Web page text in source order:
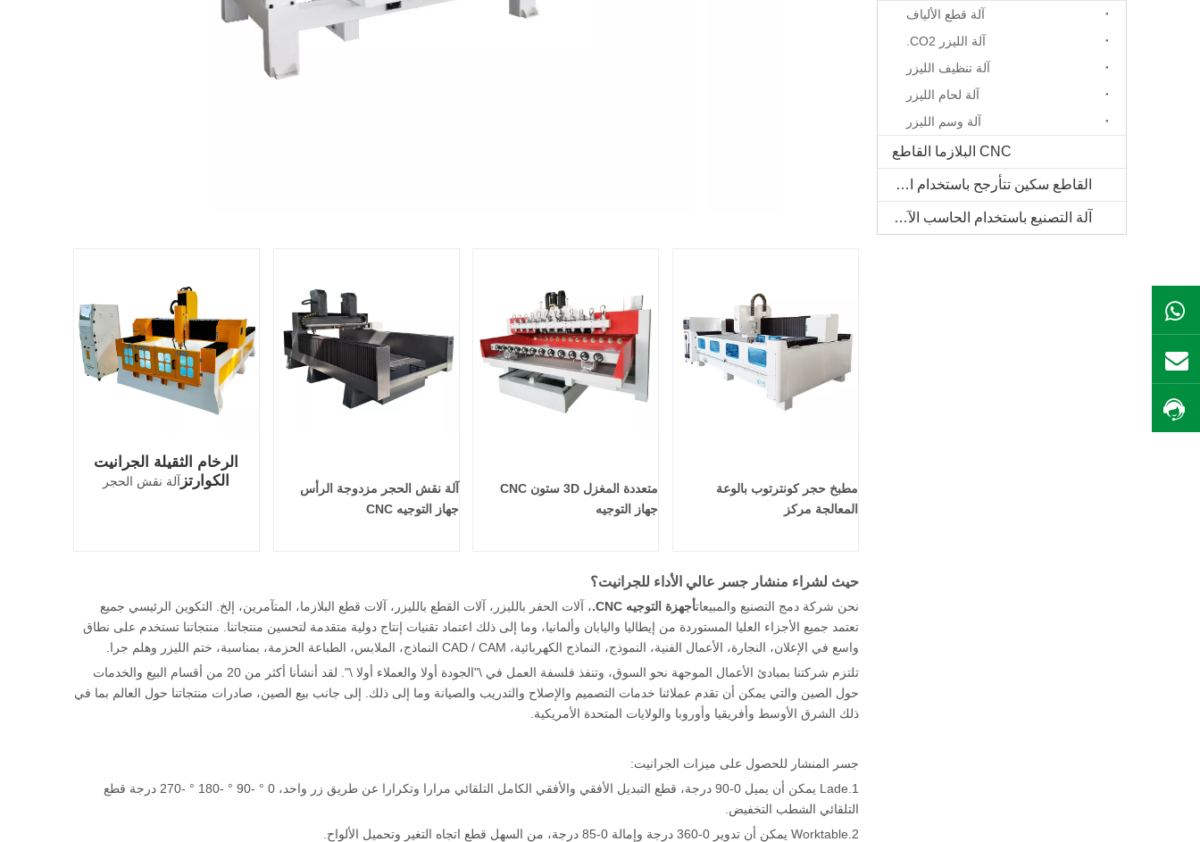
مطبخ حجر كونترتوب بالوعة
المعالجة مركز
متعددة المغزل 3D ستون CNC
جهاز التوجيه
آلة نقش الحجر مزدوجة الرأس
جهاز التوجيه CNC
الرخام الثقيلة الجرانيت
الكوارتزآلة نقش الحجر
حيث لشراء منشار جسر عالي الأداء للجرانيت؟
نحن شركة دمج التصنيع والمبيعاتأجهزة التوجيه CNC.
، آلات الحفر بالليزر، آلات القطع بالليزر، آلات قطع البلازما، المتآمرين، إلخ. التكوين الرئيسي جميع
تعتمد جميع الأجزاء العليا المستوردة من إيطاليا واليابان وألمانيا، وما إلى ذلك اعتماد تقنيات إنتاج دولية متقدمة لتحسين منتجاتنا. منتجاتنا تستخدم على نطاق
واسع في الإعلان، النجارة، الأعمال الفنية، النموذج، النماذج الكهربائية، CAD / CAM النماذج، الملابس، الطباعة الحزمة، بمناسبة، ختم الليزر وهلم جرا.
تلتزم شركتنا بمبادئ الأعمال الموجهة نحو السوق، وتنفذ فلسفة العمل في \"الجودة أولا والعملاء أولا \". لقد أنشأنا أكثر من 20 من أقسام البيع والخدمات
حول الصين والتي يمكن أن تقدم عملائنا خدمات التصميم والإصلاح والتدريب والصيانة وما إلى ذلك. إلى جانب بيع الصين، صادرات منتجاتنا حول العالم بما في
ذلك الشرق الأوسط وأفريقيا وأوروبا والولايات المتحدة الأمريكية.
جسر المنشار للحصول على ميزات الجرانيت:
1.Lade يمكن أن يميل 0-90 درجة، قطع التبديل الأفقي والأفقي الكامل التلقائي مرارا وتكرارا عن طريق زر واحد، 0 ° -90 ° -180 ° -270 درجة قطع
التلقائي الشطب التخفيض.
2.Worktable يمكن أن تدوير 0-360 درجة وإمالة 0-85 درجة، من السهل قطع اتجاه التغير وتحميل الألواح.
آلة قطع الألياف
آلة الليزر CO2.
آلة تنظيف الليزر
آلة لحام الليزر
آلة وسم الليزر
CNC البلازما القاطع
القاطع سكين تتأرجح باستخدام الحاسب الآلي
آلة التصنيع باستخدام الحاسب الآلي الخشب الصلب